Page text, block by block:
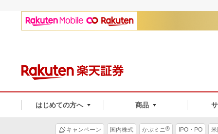
はじめての方へ 商品
キャンペーン 国内株式 かぶミニ® IPO・PO